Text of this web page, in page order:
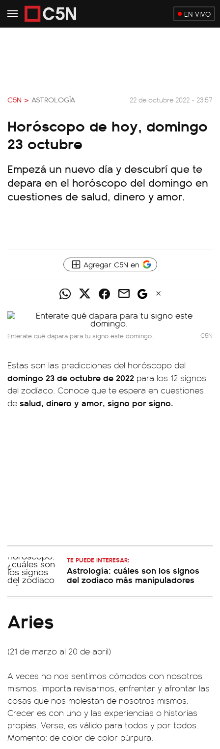
EN VIVO
C5N > ASTROLOGÍA 22 de octubre 2022 - 23:57
Horóscopo de hoy, domingo
23 octubre
Empezá un nuevo día y descubrí que te
depara en el horóscopo del domingo en
cuestiones de salud, dinero y amor.
Agregar C5N en
Enterate qué dapara para tu signo este domingo. C5N
Estas son las predicciones del horóscopo del
domingo 23 de octubre de 2022 para los 12 signos
del zodíaco. Conoce que te espera en cuestiones
de salud, dinero y amor, signo por signo.
TE PUEDE INTERESAR:
Astrología: cuáles son los signos
del zodiaco más manipuladores
Aries
(21 de marzo al 20 de abril)
A veces no nos sentimos cómodos con nosotros
mismos. Importa revisarnos, enfrentar y afrontar las
cosas que nos molestan de nosotros mismos.
Crecer es con uno y las experiencias o historias
propias. Verse, es válido para todos y por todos.
Momento: de color de color púrpura.